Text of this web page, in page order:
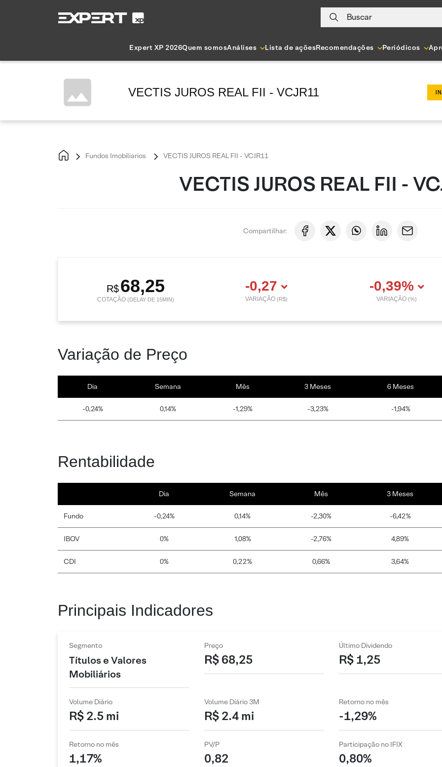
Buscar
Expert XP 2026Quem somosAnálises Lista de açõesRecomendações Periódicos
VECTIS JUROS REAL FII - VCJR11
Fundos Imobiliarios VECTIS JUROS REAL FII - VCJR11
VECTIS JUROS REAL FII -
Compartilhar:
R$68,25
COTAÇÃO(DELAY DE 15MIN)
-0,27
VARIAÇÃO (R$)
-0,39%
VARIAÇÃO(%)
Variação de Preço
Dia Semana Mês 3 Meses 6 Meses
-0,24% 0,14% -1,29% -3,23% -1,94%
Rentabilidade
Dia Semana Mês 3 Meses
Fundo -0,24% 0,14% -2,30% -6,42%
IBOV 0% 1,08% -2,76% 4,89%
CDI 0% 0,22% 0,66% 3,64%
Principais Indicadores
Segmento
Títulos e Valores
Mobiliários
Preço
R$ 68,25
Último Dividendo
R$ 1,25
Volume Diário
R$ 2.5 mi
Volume Diário 3M
R$ 2.4 mi
Retorno no mês
-1,29%
Retorno no mês
1,17%
PV/P
0,82
Participação no IFIX
0,80%